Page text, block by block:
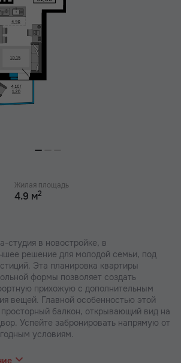
Жилая площадь
4.9 м2
студия в новостройке, в
решение для молодой семьи, под
Эта планировка квартиры
формы позволяет создать
прихожую с дополнительным
вещей. Главной особенностью этой
просторный балкон, открывающий вид на
Успейте забронировать напрямую от
условиям.
по актуальным